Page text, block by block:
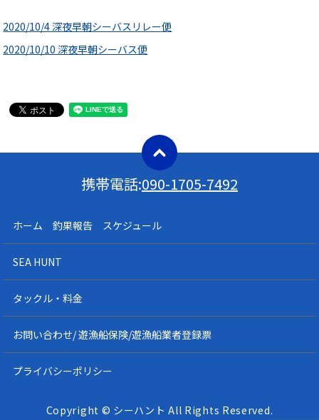
2020/10/4 深夜早朝シーバスリレー便
2020/10/10 深夜早朝シーバス便
携帯電話:090-1705-7492
ホーム 釣果報告 スケジュール
SEA HUNT
タックル・料金
お問い合わせ/ 遊漁船保険/遊漁船業者登録票
プライバシーポリシー
Copyright © シーハント All Rights Reserved.